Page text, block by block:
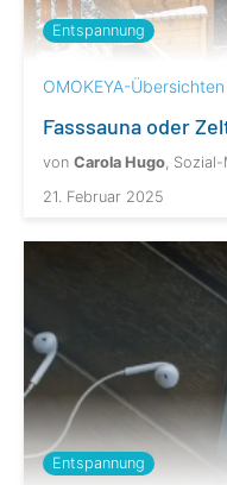
Entspannung
OMOKEYA-Übersichten
Fasssauna oder
von Carola Hugo ,
21. Februar 2025
Entspannung